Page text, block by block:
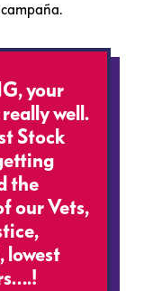
your
well.
Stock
the
our Vets,
lowest